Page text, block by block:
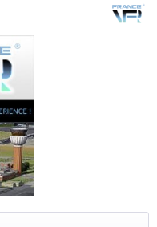
Madeira X Evolution